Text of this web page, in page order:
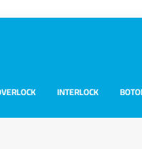
INTERLOCK